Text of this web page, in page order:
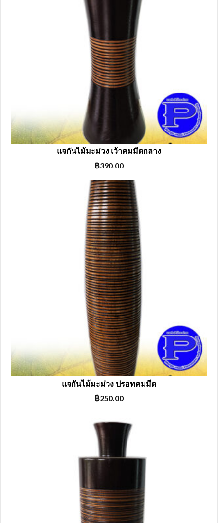
แจกันไม้มะม่วง เว้าคมมีดกลาง
฿390.00
แจกันไม้มะม่วง ปรอทคมมีด
฿250.00